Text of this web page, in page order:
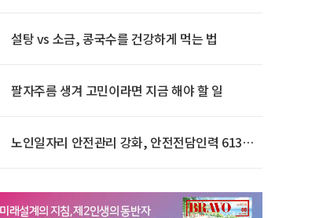
설탕 vs 소금, 콩국수를 건강하게 먹는 법
팔자주름 생겨 고민이라면 지금 해야 할 일
노인일자리 안전관리 강화, 안전전담인력 613명